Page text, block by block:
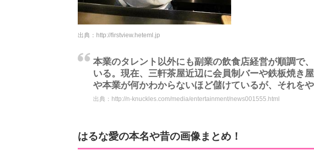
出典： http://firstview.heteml.jp
本業のタレント以外にも副業の飲食店経営が順調で
いる。現在、三軒茶屋近辺に会員制バーや鉄板焼き
や本業が何かわからないほど儲けているが、それを
出典： http://n-knuckles.com/media/entertainment/news001555.html
はるな愛の本名や昔の画像まとめ！